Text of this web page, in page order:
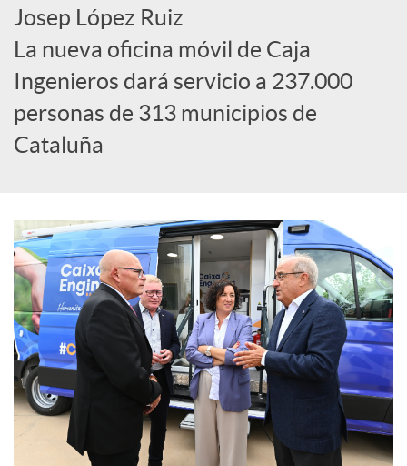
r
d
e
o
n
t
e
Josep López Ruiz
La nueva oficina móvil de Caja
Ingenieros dará servicio a 237.000
personas de 313 municipios de
Cataluña